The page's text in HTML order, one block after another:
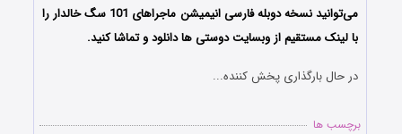
می‌توانید نسخه دوبله فارسی انیمیشن ماجراهای 101 سگ خالدار را
با لینک مستقیم از وبسایت دوستی ها دانلود و تماشا کنید.
در حال بارگذاری پخش کننده...
برچسب ها